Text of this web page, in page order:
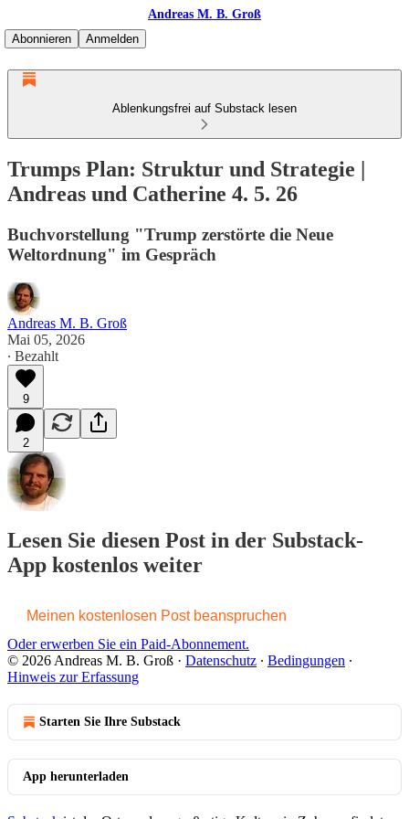
Andreas M. B. Groß
Abonnieren
Anmelden
Ablenkungsfrei auf Substack lesen
Trumps Plan: Struktur und Strategie |
Andreas und Catherine 4. 5. 26
Buchvorstellung "Trump zerstörte die Neue
Weltordnung" im Gespräch
Andreas M. B. Groß
Mai 05, 2026
∙ Bezahlt
9
2
Lesen Sie diesen Post in der Substack-
App kostenlos weiter
Meinen kostenlosen Post beanspruchen
Oder erwerben Sie ein Paid-Abonnement.
© 2026 Andreas M. B. Groß · Datenschutz ∙ Bedingungen ∙
Hinweis zur Erfassung
Starten Sie Ihre Substack
App herunterladen